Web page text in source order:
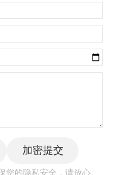
您的隐私安全，请放心